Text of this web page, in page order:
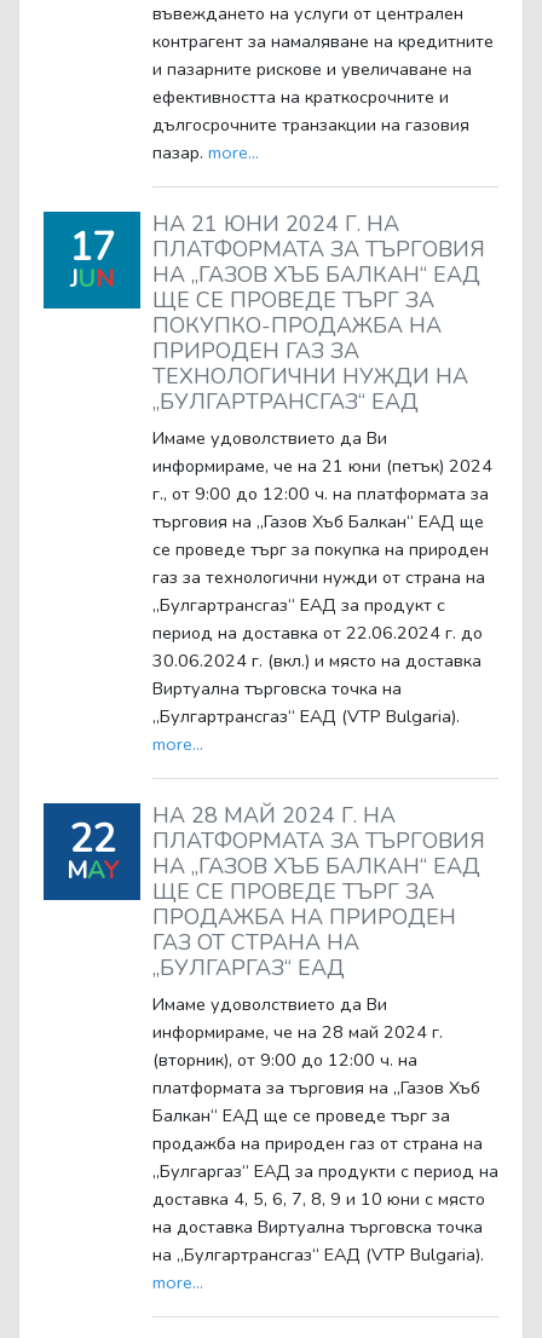
въвеждането на услуги от централен
контрагент за намаляване на кредитните
и пазарните рискове и увеличаване на
ефективността на краткосрочните и
дългосрочните транзакции на газовия
пазар. more...
17
JUN
НА 21 ЮНИ 2024 Г. НА
ПЛАТФОРМАТА ЗА ТЪРГОВИЯ
НА „ГАЗОВ ХЪБ БАЛКАН“ ЕАД
ЩЕ СЕ ПРОВЕДЕ ТЪРГ ЗА
ПОКУПКО-ПРОДАЖБА НА
ПРИРОДЕН ГАЗ ЗА
ТЕХНОЛОГИЧНИ НУЖДИ НА
„БУЛГАРТРАНСГАЗ“ ЕАД
Имаме удоволствието да Ви
информираме, че на 21 юни (петък) 2024
г., от 9:00 до 12:00 ч. на платформата за
търговия на „Газов Хъб Балкан“ ЕАД ще
се проведе търг за покупка на природен
газ за технологични нужди от страна на
„Булгартрансгаз“ ЕАД за продукт с
период на доставка от 22.06.2024 г. до
30.06.2024 г. (вкл.) и място на доставка
Виртуална търговска точка на
„Булгартрансгаз“ ЕАД (VTP Bulgaria).
more...
22
MAY
НА 28 МАЙ 2024 Г. НА
ПЛАТФОРМАТА ЗА ТЪРГОВИЯ
НА „ГАЗОВ ХЪБ БАЛКАН“ ЕАД
ЩЕ СЕ ПРОВЕДЕ ТЪРГ ЗА
ПРОДАЖБА НА ПРИРОДЕН
ГАЗ ОТ СТРАНА НА
„БУЛГАРГАЗ“ ЕАД
Имаме удоволствието да Ви
информираме, че на 28 май 2024 г.
(вторник), от 9:00 до 12:00 ч. на
платформата за търговия на „Газов Хъб
Балкан“ ЕАД ще се проведе търг за
продажба на природен газ от страна на
„Булгаргаз“ ЕАД за продукти с период на
доставка 4, 5, 6, 7, 8, 9 и 10 юни с място
на доставка Виртуална търговска точка
на „Булгартрансгаз“ ЕАД (VTP Bulgaria).
more...